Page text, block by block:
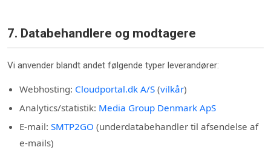
7. Databehandlere og modtagere
Vi anvender blandt andet følgende typer leverandører:
Webhosting: Cloudportal.dk A/S (vilkår)
Analytics/statistik: Media Group Denmark ApS
E-mail: SMTP2GO (underdatabehandler til afsendelse af
e-mails)